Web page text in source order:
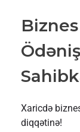
Xaricdə
diqqətinə!